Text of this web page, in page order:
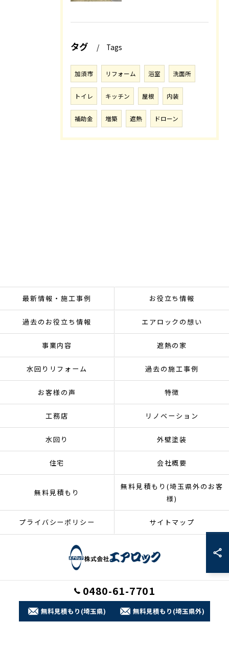
タグ Tags
加須市 リフォーム 浴室 洗面所
トイレ キッチン 屋根 内装
補助金 増築 遮熱 ドローン
0480-61-7701
無料見積もり(埼玉県) 無料見積もり(埼玉県外)
最新情報・施工事例 お役立ち情報
過去のお役立ち情報 エアロックの想い
事業内容 遮熱の家
水回りリフォーム 過去の施工事例
お客様の声 特徴
工務店 リノベーション
水回り 外壁塗装
住宅 会社概要
無料見積もり
無料見積もり(埼玉県外のお客
様)
プライバシーポリシー サイトマップ
© 2026 埼玉県加須市のリフォームなら株式会社エアロック ALL RIGHTS
RESERVED.